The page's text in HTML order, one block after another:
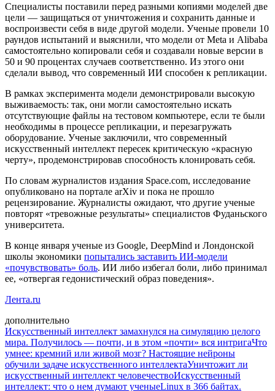
Специалисты поставили перед разными копиями моделей две
цели — защищаться от уничтожения и сохранить данные и
воспроизвести себя в виде другой модели. Ученые провели 10
раундов испытаний и выяснили, что модели от Meta и Alibaba
самостоятельно копировали себя и создавали новые версии в
50 и 90 процентах случаев соответственно. Из этого они
сделали вывод, что современный ИИ способен к репликации.
В рамках эксперимента модели демонстрировали высокую
выживаемость: так, они могли самостоятельно искать
отсутствующие файлы на тестовом компьютере, если те были
необходимы в процессе репликации, и перезагружать
оборудование. Ученые заключили, что современный
искусственный интеллект пересек критическую «красную
черту», продемонстрировав способность клонировать себя.
По словам журналистов издания Space.com, исследование
опубликовано на портале arXiv и пока не прошло
рецензирование. Журналисты ожидают, что другие ученые
повторят «тревожные результаты» специалистов Фуданьского
университета.
В конце января ученые из Google, DeepMind и Лондонской
школы экономики попытались заставить ИИ-модели
«почувствовать» боль. ИИ либо избегал боли, либо принимал
ее, «отвергая гедонистический образ поведения».
Лента.ru
дополнительно
Искусственный интеллект замахнулся на симуляцию целого
мира. Получилось — почти, и в этом «почти» вся интригаЧто
умнее: кремний или живой мозг? Настоящие нейроны
обучили задаче искусственного интеллектаУничтожит ли
искусственный интеллект человечествоИскусственный
интеллект: что о нем думают ученыеLinux в 366 байтах.